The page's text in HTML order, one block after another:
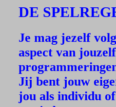
DE
Je mag jezelf
aspect van
Jij bent jouw
jou als individu